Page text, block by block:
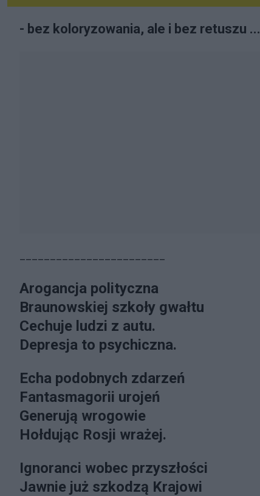
- bez koloryzowania, ale i bez retuszu ...
Arogancja polityczna
Braunowskiej szkoły gwałtu
Cechuje ludzi z autu.
Depresja to psychiczna.
Echa podobnych zdarzeń
Fantasmagorii urojeń
Generują wrogowie
Hołdując Rosji wrażej.
Ignoranci wobec przyszłości
Jawnie już szkodzą Krajowi